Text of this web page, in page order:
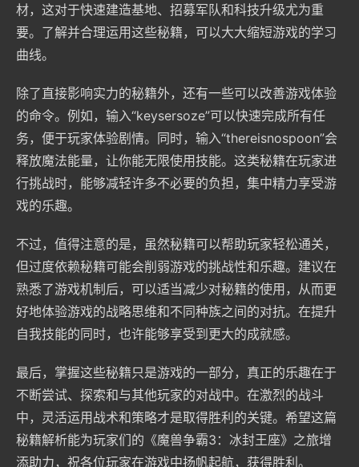
材，这对于快速建造基地、招募军队和科技升级尤为重
要。了解并合理运用这些秘籍，可以大大缩短游戏的学习
曲线。
除了直接影响实力的秘籍外，还有一些可以改善游戏体验
的命令。例如，输入“keysersoze”可以快速完成所有任
务，便于玩家体验剧情。同时，输入“thereisnospoon”会
释放魔法能量，让你能无限使用技能。这类秘籍在玩家进
行挑战时，能够减轻许多不必要的负担，集中精力享受游
戏的乐趣。
不过，值得注意的是，虽然秘籍可以帮助玩家轻松通关，
但过度依赖秘籍可能会削弱游戏的挑战性和乐趣。建议在
熟悉了游戏机制后，可以适当减少对秘籍的使用，从而更
好地体验游戏的战略思维和不同种族之间的对抗。在提升
自我技能的同时，也许能够享受到更大的成就感。
最后，掌握这些秘籍只是游戏的一部分，真正的乐趣在于
不断尝试、探索和与其他玩家的对战中。在激烈的战斗
中，灵活运用战术和策略才是取得胜利的关键。希望这篇
秘籍解析能为玩家们的《魔兽争霸3：冰封王座》之旅增
添助力，祝各位玩家在游戏中扬帆起航，获得胜利。